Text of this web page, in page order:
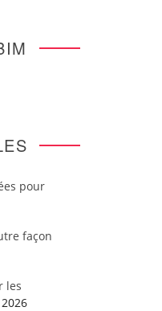
pour
façon
les